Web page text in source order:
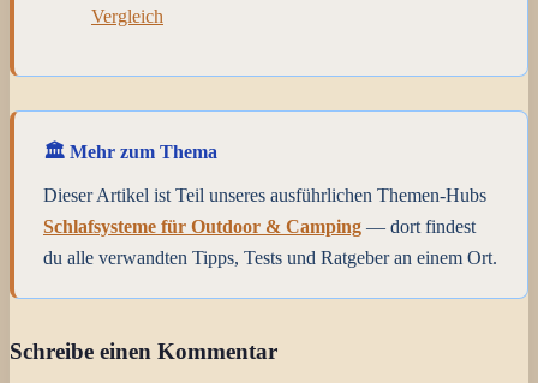
Vergleich
🏛️ Mehr zum Thema
Dieser Artikel ist Teil unseres ausführlichen Themen-Hubs
Schlafsysteme für Outdoor & Camping — dort findest
du alle verwandten Tipps, Tests und Ratgeber an einem Ort.
AbenteuerBiwaksackCampingOutdoor
Schreibe einen Kommentar